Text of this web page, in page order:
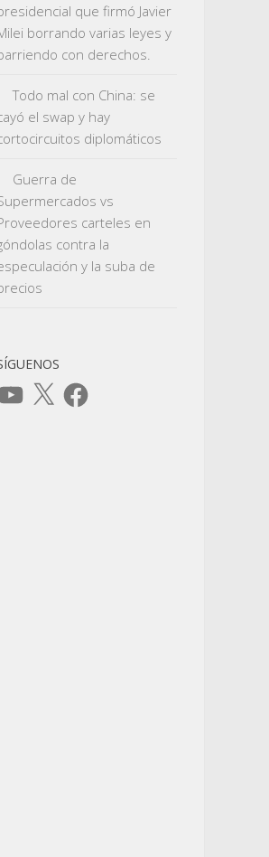
que firmó Javier
borrando varias leyes y
con derechos.
Todo mal con China: se
el swap y hay
diplomáticos
Guerra de
vs
carteles en
contra la
y la suba de
YouTube
X Facebook